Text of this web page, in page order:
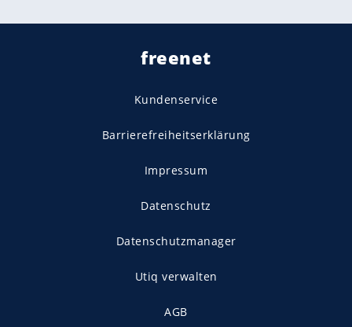
freenet
Kundenservice
Barrierefreiheitserklärung
Impressum
Datenschutz
Datenschutzmanager
Utiq verwalten
AGB